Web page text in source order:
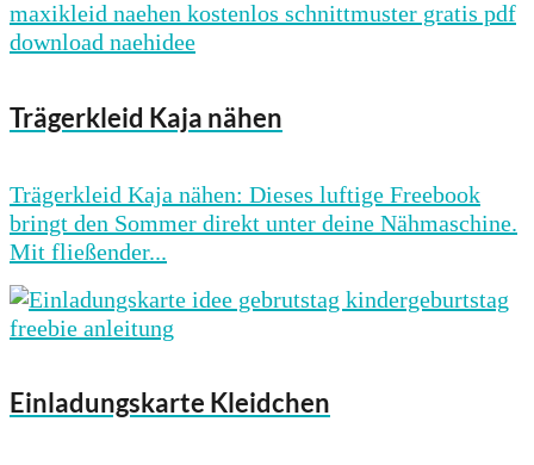
Trägerkleid Kaja nähen
Trägerkleid Kaja nähen: Dieses luftige Freebook
bringt den Sommer direkt unter deine Nähmaschine.
Mit fließender...
Einladungskarte Kleidchen